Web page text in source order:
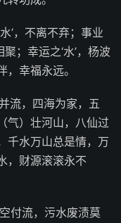
’，不离不弃；事业
聚；幸运之‘水’，杨波
，幸福永远。
流，四海为家，五
气）壮河山，八仙过
千水万山总是情，万
，财源滚滚永不
付流，污水废渍莫